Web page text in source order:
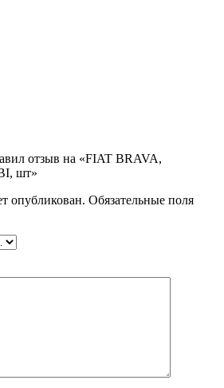
отзыв на «FIAT BRAVA,
шт»
опубликован. Обязательные поля